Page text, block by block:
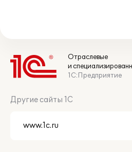
Отраслевые
и
1С:Предприятие
Другие сайты 1С